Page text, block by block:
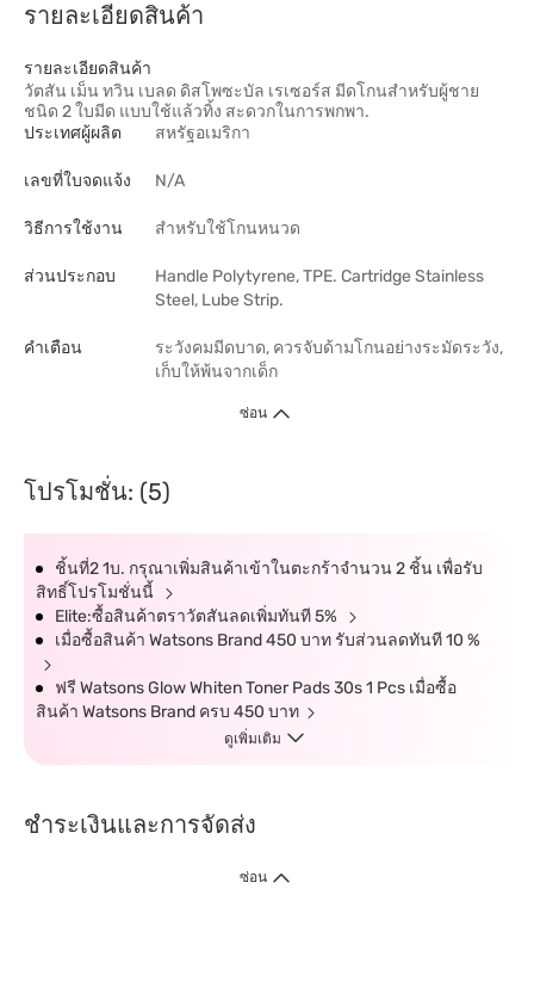
รายละเอียดสินค้า
รายละเอียดสินค้า
วัตสัน เม็น ทวิน เบลด ดิสโพซะบัล เรเซอร์ส มีดโกนสำหรับผู้ชาย
ชนิด 2 ใบมีด แบบใช้แล้วทิ้ง สะดวกในการพกพา.
ประเทศผู้ผลิต
สหรัฐอเมริกา
เลขที่ใบจดแจ้ง N/A
วิธีการใช้งาน สำหรับใช้โกนหนวด
ส่วนประกอบ
Handle Polytyrene, TPE. Cartridge Stainless
Steel, Lube Strip.
คำเตือน
ระวังคมมีดบาด, ควรจับด้ามโกนอย่างระมัดระวัง,
เก็บให้พ้นจากเด็ก
ซ่อน
โปรโมชั่น: (5)
ชิ้นที่2 1บ. กรุณาเพิ่มสินค้าเข้าในตะกร้าจำนวน 2 ชิ้น เพื่อรับ
สิทธิ์โปรโมชั่นนี้
Elite:ซื้อสินค้าตราวัตสันลดเพิ่มทันที 5%
เมื่อซื้อสินค้า Watsons Brand 450 บาท รับส่วนลดทันที 10 %
ฟรี Watsons Glow Whiten Toner Pads 30s 1 Pcs เมื่อซื้อ
สินค้า Watsons Brand ครบ 450 บาท
ดูเพิ่มเติม
ชำระเงินและการจัดส่ง
ซ่อน